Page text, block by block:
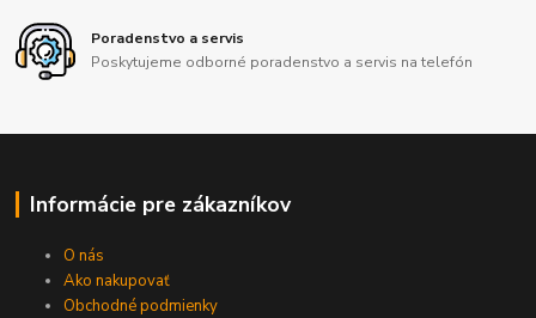
Poradenstvo a servis
Poskytujeme odborné poradenstvo a servis na telefón
Informácie pre zákazníkov
O nás
Ako nakupovať
Obchodné podmienky